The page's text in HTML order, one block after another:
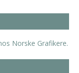
Norske Grafikere.